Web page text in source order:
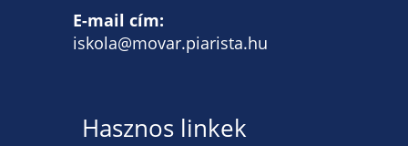
E-mail cím:
iskola@movar.piarista.hu
Hasznos linkek